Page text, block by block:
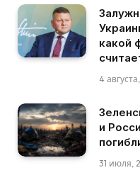
какой
4
и
31 июля,